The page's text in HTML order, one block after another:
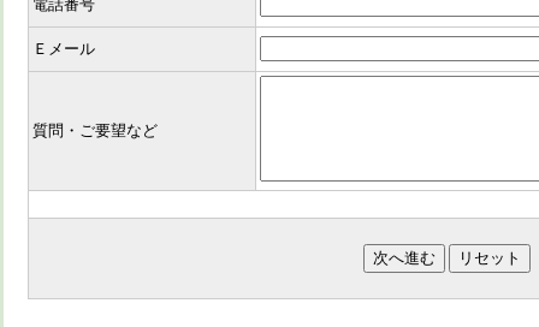
電話番号
Ｅメール
質問・ご要望など